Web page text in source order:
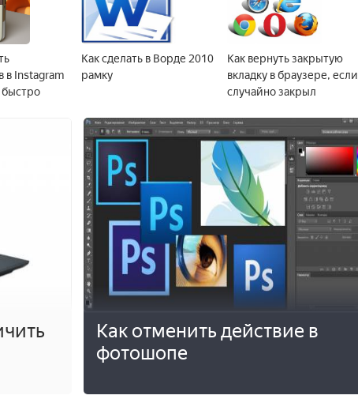
в Instagram
быстро
Как сделать в Ворде 2010
рамку
Как вернуть закрытую
вкладку в браузере, если
случайно закрыл
Как отменить действие в
фотошопе